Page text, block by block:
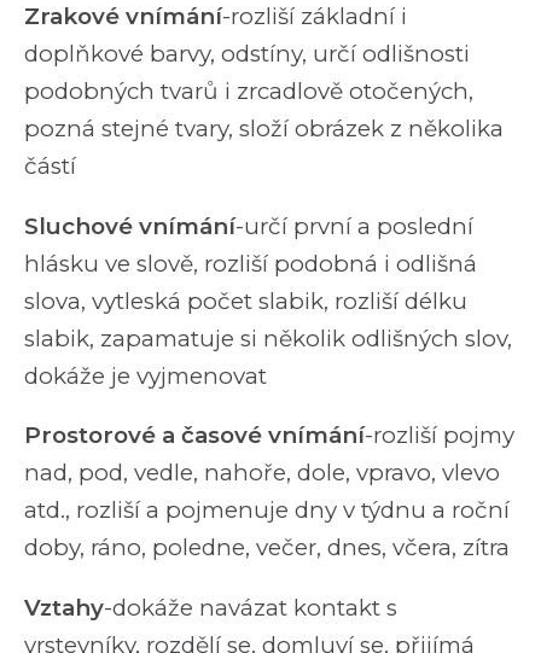
Zrakové vnímání-rozliší základní i
doplňkové barvy, odstíny, určí odlišnosti
podobných tvarů i zrcadlově otočených,
pozná stejné tvary, složí obrázek z několika
částí
Sluchové vnímání-určí první a poslední
hlásku ve slově, rozliší podobná i odlišná
slova, vytleská počet slabik, rozliší délku
slabik, zapamatuje si několik odlišných slov,
dokáže je vyjmenovat
Prostorové a časové vnímání-rozliší pojmy
nad, pod, vedle, nahoře, dole, vpravo, vlevo
atd., rozliší a pojmenuje dny v týdnu a roční
doby, ráno, poledne, večer, dnes, včera, zítra
Vztahy-dokáže navázat kontakt s
vrstevníky, rozdělí se, domluví se, přijímá